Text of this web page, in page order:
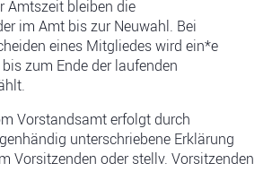
Amtszeit bleiben die
im Amt bis zur Neuwahl. Bei
eines Mitgliedes wird ein*e
zum Ende der laufenden
Vorstandsamt erfolgt durch
unterschriebene Erklärung
Vorsitzenden oder stellv. Vorsitzenden